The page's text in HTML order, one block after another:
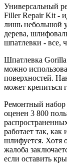
Универсальный
Filler Repair Kit -
лишь небольшой
дерева,
шпатлевки - все,
Шпатлевка
можно
поверхностей.
может крепиться
Ремонтный набор
оценен 3 800
работает так, как
шлифуется. Хотя
жалоба
если оставить